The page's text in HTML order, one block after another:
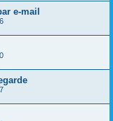
e-mail